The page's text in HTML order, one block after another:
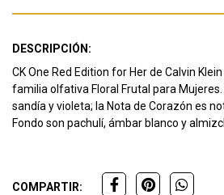
DESCRIPCIÓN:
CK One Red Edition for Her de Calvin
familia olfativa Floral Frutal para Mujeres.
sandía y violeta; la Nota de Corazón es
Fondo son pachulí, ámbar blanco y
COMPARTIR: